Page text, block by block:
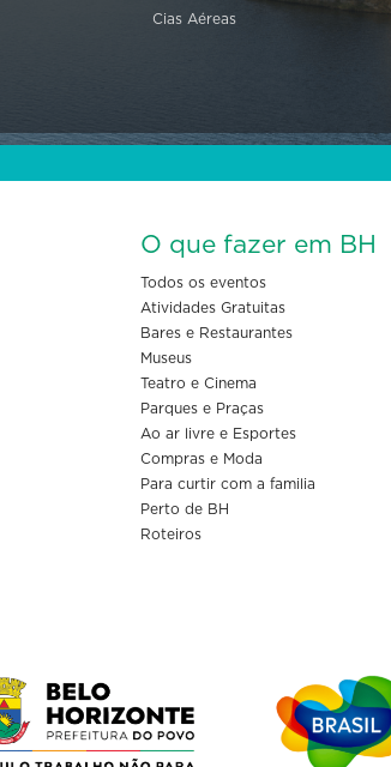
Cias Aéreas
O que fazer em BH
Todos os eventos
Atividades Gratuitas
Bares e Restaurantes
Museus
Teatro e Cinema
Parques e Praças
Ao ar livre e Esportes
Compras e Moda
Para curtir com a familia
Perto de BH
Roteiros